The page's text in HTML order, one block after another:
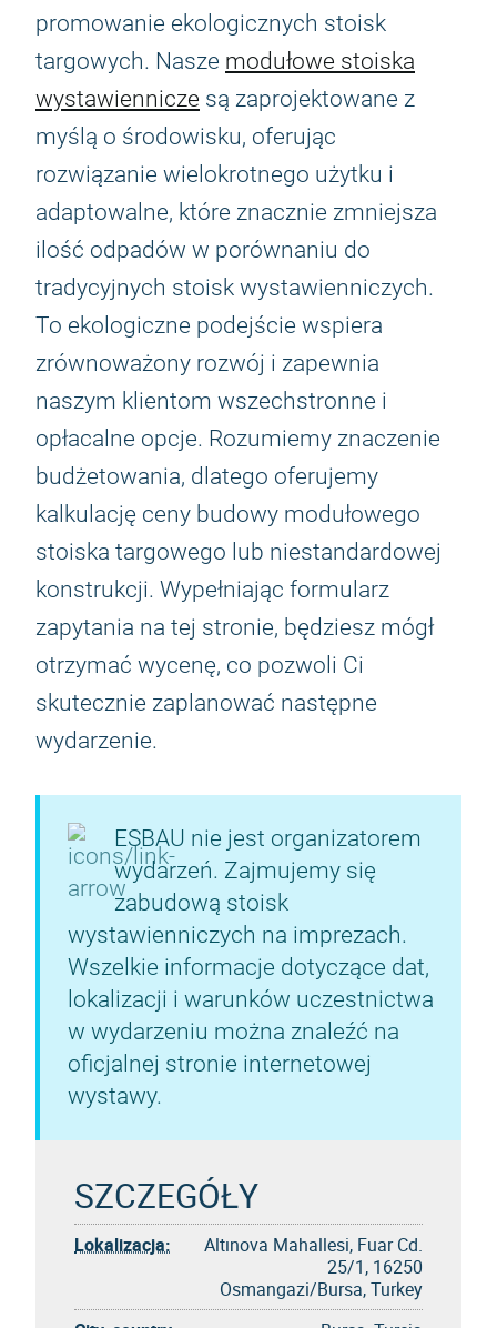
promowanie ekologicznych stoisk
targowych. Nasze modułowe stoiska
wystawiennicze są zaprojektowane z
myślą o środowisku, oferując
rozwiązanie wielokrotnego użytku i
adaptowalne, które znacznie zmniejsza
ilość odpadów w porównaniu do
tradycyjnych stoisk wystawienniczych.
To ekologiczne podejście wspiera
zrównoważony rozwój i zapewnia
naszym klientom wszechstronne i
opłacalne opcje. Rozumiemy znaczenie
budżetowania, dlatego oferujemy
kalkulację ceny budowy modułowego
stoiska targowego lub niestandardowej
konstrukcji. Wypełniając formularz
zapytania na tej stronie, będziesz mógł
otrzymać wycenę, co pozwoli Ci
skutecznie zaplanować następne
wydarzenie.
ESBAU nie jest organizatorem
wydarzeń. Zajmujemy się
zabudową stoisk
wystawienniczych na imprezach.
Wszelkie informacje dotyczące dat,
lokalizacji i warunków uczestnictwa
w wydarzeniu można znaleźć na
oficjalnej stronie internetowej
wystawy.
SZCZEGÓŁY
Lokalizacja:
Altınova Mahallesi, Fuar Cd.
25/1, 16250
Osmangazi/Bursa, Turkey